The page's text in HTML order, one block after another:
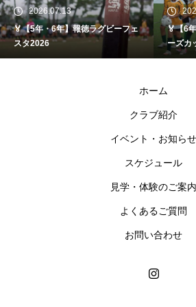
2026.07.13
🏅【5年・6年】報徳ラグビーフェ
スタ2026
🏅【6
ーズカ
ホーム
クラブ紹介
イベント・お知らせ
スケジュール
見学・体験のご案内
よくあるご質問
お問い合わせ